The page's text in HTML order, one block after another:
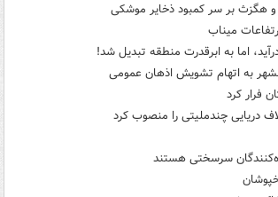
هگزث بر سر کمبود ذخایر موشکی
درآید، اما به ابرقدرت منطقه تبدیل شد!
فرار کرد
دریایی چندملیتی را منصوب کرد
سرسختی هستند